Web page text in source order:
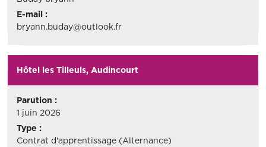
E-mail :
bryann.buday@outlook.fr
Hôtel les Tilleuls, Audincourt
Parution :
1 juin 2026
Type :
Contrat d'apprentissage (Alternance)